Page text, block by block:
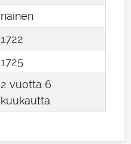
nainen
1722
1725
2 vuotta 6
kuukautta